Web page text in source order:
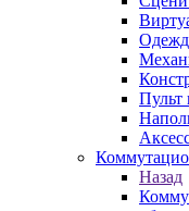
Назад